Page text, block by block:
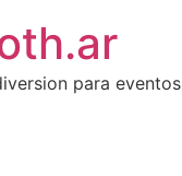
para eventos